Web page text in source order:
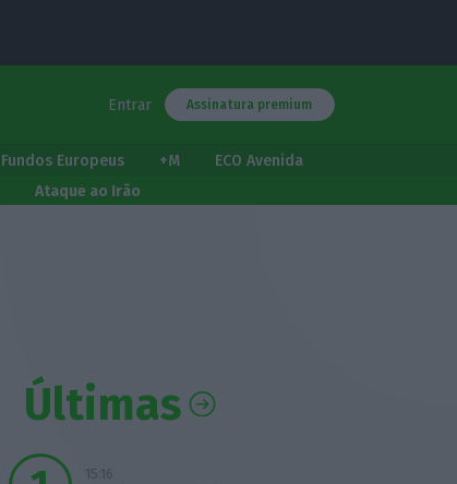
Entrar Assinatura premium
Fundos Europeus +M
ECO Avenida
Ataque ao Irão
Últimas
15:16